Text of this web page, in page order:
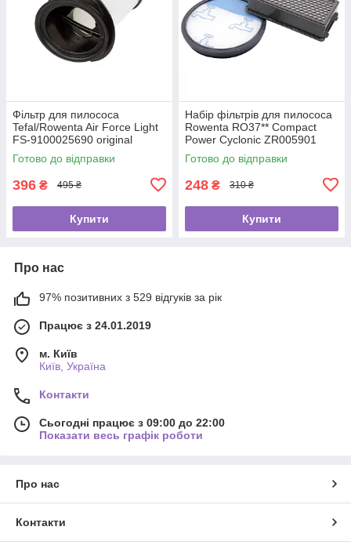
Фільтр для пилососа
Tefal/Rowenta Air Force Light
FS-9100025690 original
Готово до відправки
396 ₴ 495 ₴
Купити
Набір фільтрів для пилососа
Rowenta RO37** Compact
Power Cyclonic ZR005901
Готово до відправки
248 ₴ 310 ₴
Купити
Про нас
97% позитивних з 529 відгуків за рік
Працює з 24.01.2019
м. Київ
Київ, Україна
Контакти
Сьогодні працює з 09:00 до 22:00
Показати весь графік роботи
Про нас
Контакти